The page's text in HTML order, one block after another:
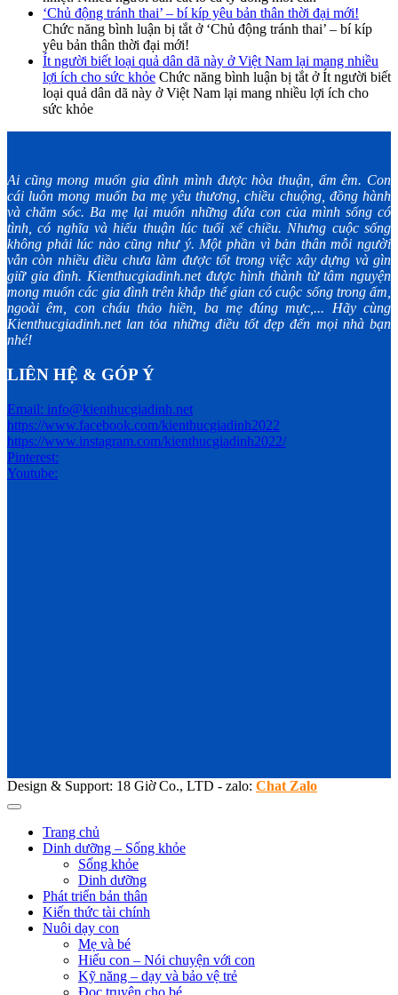
‘Chủ động tránh thai’ – bí kíp yêu bản thân thời đại mới!
Chức năng bình luận bị tắt ở ‘Chủ động tránh thai’ – bí kíp
yêu bản thân thời đại mới!
Ít người biết loại quả dân dã này ở Việt Nam lại mang nhiều
lợi ích cho sức khỏe Chức năng bình luận bị tắt ở Ít người biết
loại quả dân dã này ở Việt Nam lại mang nhiều lợi ích cho
sức khỏe
Ai cũng mong muốn gia đình mình được hòa thuận, ấm êm. Con
cái luôn mong muốn ba mẹ yêu thương, chiều chuộng, đồng hành
và chăm sóc. Ba mẹ lại muốn những đứa con của mình sống có
tình, có nghĩa và hiếu thuận lúc tuổi xế chiều. Nhưng cuộc sống
không phải lúc nào cũng như ý. Một phần vì bản thân mỗi người
vẫn còn nhiều điều chưa làm được tốt trong việc xây dựng và gìn
giữ gia đình. Kienthucgiadinh.net được hình thành từ tâm nguyện
mong muốn các gia đình trên khắp thế gian có cuộc sống trong ấm,
ngoài êm, con cháu thảo hiền, ba mẹ đúng mực,... Hãy cùng
Kienthucgiadinh.net lan tỏa những điều tốt đẹp đến mọi nhà bạn
nhé!
LIÊN HỆ & GÓP Ý
Email: info@kienthucgiadinh.net
https://www.facebook.com/kienthucgiadinh2022
https://www.instagram.com/kienthucgiadinh2022/
Pinterest:
Youtube:
Design & Support: 18 Giờ Co., LTD - zalo: Chat Zalo
Trang chủ
Dinh dưỡng – Sống khỏe
Sống khỏe
Dinh dưỡng
Phát triển bản thân
Kiến thức tài chính
Nuôi dạy con
Mẹ và bé
Hiểu con – Nói chuyện với con
Kỹ năng – dạy và bảo vệ trẻ
Đọc truyện cho bé